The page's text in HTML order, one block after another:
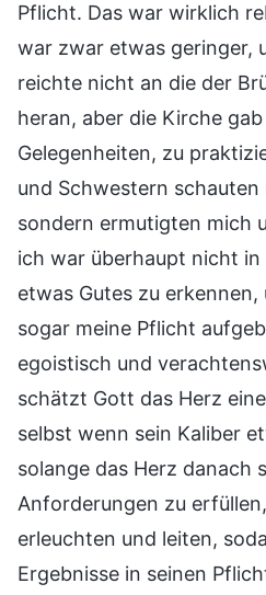
Pflicht. Das war wirklich
war zwar etwas geringer,
reichte nicht an die der
heran, aber die Kirche
Gelegenheiten, zu
und Schwestern
sondern ermutigten mich
ich war überhaupt nicht in
etwas Gutes zu
sogar meine Pflicht
egoistisch und
schätzt Gott das Herz
selbst wenn sein Kaliber
solange das Herz danach
Anforderungen zu
erleuchten und leiten,
Ergebnisse in seinen